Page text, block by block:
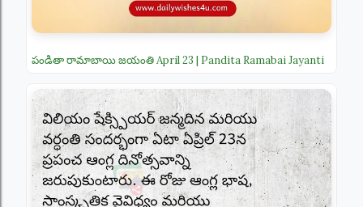
పండితా రామాబాయి జయంతి April 23 | Pandita Ramabai Jayanti